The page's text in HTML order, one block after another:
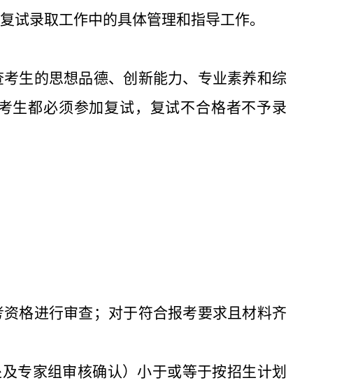
试录取工作中的具体管理和指导工作。
考生的思想品德、创新能力、专业素养和综
生都必须参加复试，复试不合格者不予录
格进行审查；对于符合报考要求且材料齐
及专家组审核确认）小于或等于按招生计划